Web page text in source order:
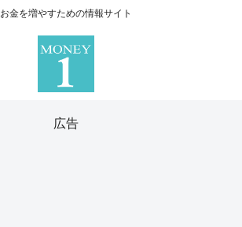
お金を増やすための情報サイト
広告